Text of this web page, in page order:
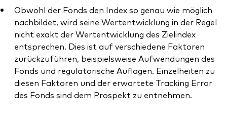
Obwohl der Fonds den Index so genau wie möglich
nachbildet, wird seine Wertentwicklung in der Regel
nicht exakt der Wertentwicklung des Zielindex
entsprechen. Dies ist auf verschiedene Faktoren
zurückzuführen, beispielsweise Aufwendungen des
Fonds und regulatorische Auflagen. Einzelheiten zu
diesen Faktoren und der erwartete Tracking Error
des Fonds sind dem Prospekt zu entnehmen.